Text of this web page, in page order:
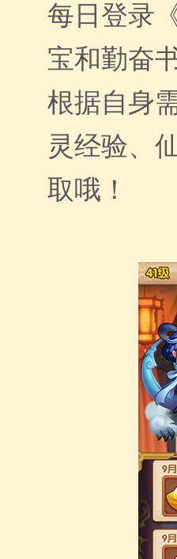
每日登录
宝和勤奋
根据自身
灵经验、
取哦！